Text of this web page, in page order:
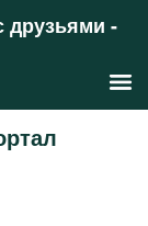
друзьями -